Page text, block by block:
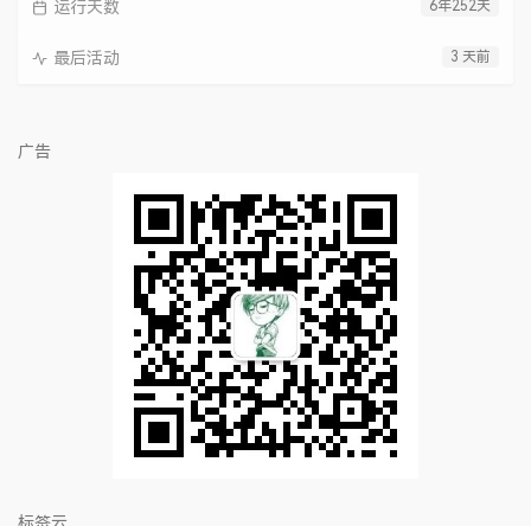
6年252天
运行天数
3 天前
最后活动
广告